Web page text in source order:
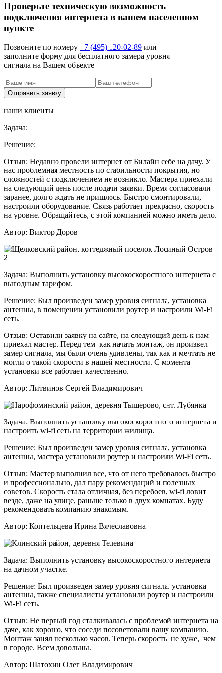
Проверьте техническую возможность
подключения интернета в вашем населенном
пункте
Позвоните по номеру +7 (495) 120-02-89 или
заполните форму для бесплатного замера уровня
сигнала на Вашем объекте
наши клиенты
Задача:
Решение:
Отзыв: Недавно провели интернет от Билайн себе на дачу. У
нас проблемная местность по стабильности покрытия, но
сложностей с подключением не возникло. Мастера приехали
на следующий день после подачи заявки. Время согласовали
заранее, долго ждать не пришлось. Быстро смонтировали,
настроили оборудование. Связь работает прекрасно, скорость
на уровне. Обращайтесь, с этой компанией можно иметь дело.
Автор: Виктор Доров
Задача: Выполнить установку высокоскоростного интернета с
выгодным тарифом.
Решение: Был произведен замер уровня сигнала, установка
антенны, в помещении установили роутер и настроили Wi-Fi
сеть.
Отзыв: Оставили заявку на сайте, на следующий день к нам
приехал мастер. Перед тем как начать монтаж, он произвел
замер сигнала, мы были очень удивлены, так как и мечтать не
могли о такой скорости в нашей местности. С момента
установки все работает качественно.
Автор: Литвинов Сергей Владимирович
Задача: Выполнить установку высокоскоростного интернета и
настроить wi-fi сеть на территории жилища.
Решение: Был произведен замер уровня сигнала, установка
антенны, мастера установили роутер и настроили Wi-Fi сеть.
Отзыв: Мастер выполнил все, что от него требовалось быстро
и профессионально, дал пару рекомендаций и полезных
советов. Скорость стала отличная, без перебоев, wi-fi ловит
везде, даже на улице, раньше только в двух комнатах. Буду
рекомендовать компанию знакомым.
Автор: Коптельцева Ирина Вячеславовна
Задача: Выполнить установку высокоскоростного интернета
на дачном участке.
Решение: Был произведен замер уровня сигнала, установка
антенны, также специалисты установили роутер и настроили
Wi-Fi сеть.
Отзыв: Не первый год сталкивалась с проблемой интернета на
даче, как хорошо, что соседи посоветовали вашу компанию.
Монтаж занял несколько часов. Теперь скорость не хуже, чем
в городе. Всем довольны.
Автор: Шатохин Олег Владимирович